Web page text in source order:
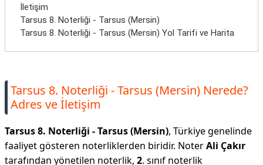
İletişim
Tarsus 8. Noterliği - Tarsus (Mersin)
Tarsus 8. Noterliği - Tarsus (Mersin) Yol Tarifi ve Harita
Tarsus 8. Noterliği - Tarsus (Mersin) Nerede?
Adres ve İletişim
Tarsus 8. Noterliği - Tarsus (Mersin), Türkiye genelinde
faaliyet gösteren noterliklerden biridir. NoterAli Çakır
tarafından yönetilen noterlik, 2. sınıf noterlik